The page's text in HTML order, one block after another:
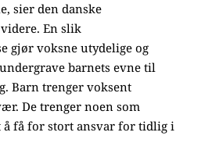
sier den danske
En slik
gjør voksne utydelige og
barnets evne til
Barn trenger voksent
De trenger noen som
å få for stort ansvar for tidlig i